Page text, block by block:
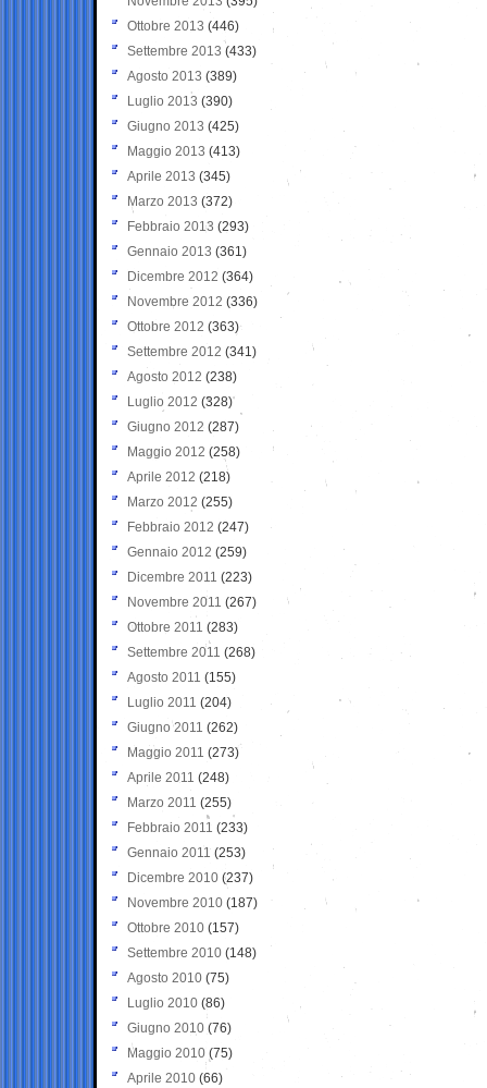
Ottobre 2013 (446)
Settembre 2013 (433)
Agosto 2013 (389)
Luglio 2013 (390)
Giugno 2013 (425)
Maggio 2013 (413)
Aprile 2013 (345)
Marzo 2013 (372)
Febbraio 2013 (293)
Gennaio 2013 (361)
Dicembre 2012 (364)
Novembre 2012 (336)
Ottobre 2012 (363)
Settembre 2012 (341)
Agosto 2012 (238)
Luglio 2012 (328)
Giugno 2012 (287)
Maggio 2012 (258)
Aprile 2012 (218)
Marzo 2012 (255)
Febbraio 2012 (247)
Gennaio 2012 (259)
Dicembre 2011 (223)
Novembre 2011 (267)
Ottobre 2011 (283)
Settembre 2011 (268)
Agosto 2011 (155)
Luglio 2011 (204)
Giugno 2011 (262)
Maggio 2011 (273)
Aprile 2011 (248)
Marzo 2011 (255)
Febbraio 2011 (233)
Gennaio 2011 (253)
Dicembre 2010 (237)
Novembre 2010 (187)
Ottobre 2010 (157)
Settembre 2010 (148)
Agosto 2010 (75)
Luglio 2010 (86)
Giugno 2010 (76)
Maggio 2010 (75)
Aprile 2010 (66)